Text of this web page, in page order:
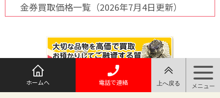
金券買取価格一覧（2026年7月4日更新）
ホームへ 電話で連絡